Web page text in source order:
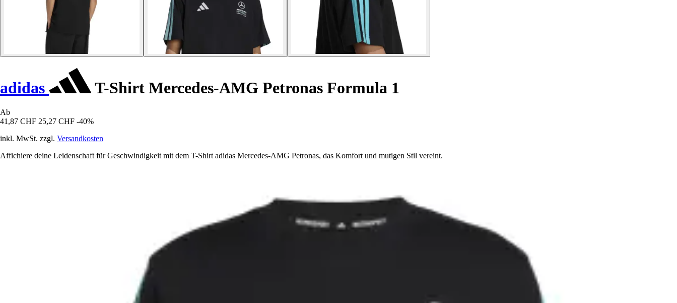
adidas T-Shirt Mercedes-AMG Petronas Formula 1
Ab
41,87 CHF 25,27 CHF -40%
inkl. MwSt. zzgl. Versandkosten
Affichiere deine Leidenschaft für Geschwindigkeit mit dem T-Shirt adidas Mercedes-AMG Petronas, das Komfort und mutigen Stil vereint.